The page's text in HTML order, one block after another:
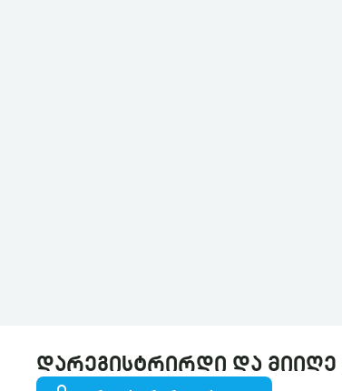
დარეგისტრირდი და